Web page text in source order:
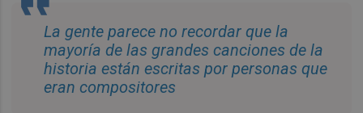
La gente parece no recordar que la
mayoría de las grandes canciones de la
historia están escritas por personas que
eran compositores